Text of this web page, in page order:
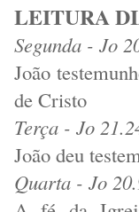
LEITURA
Segunda - Jo
João
de Cristo
Terça - Jo
João deu
Quarta - Jo